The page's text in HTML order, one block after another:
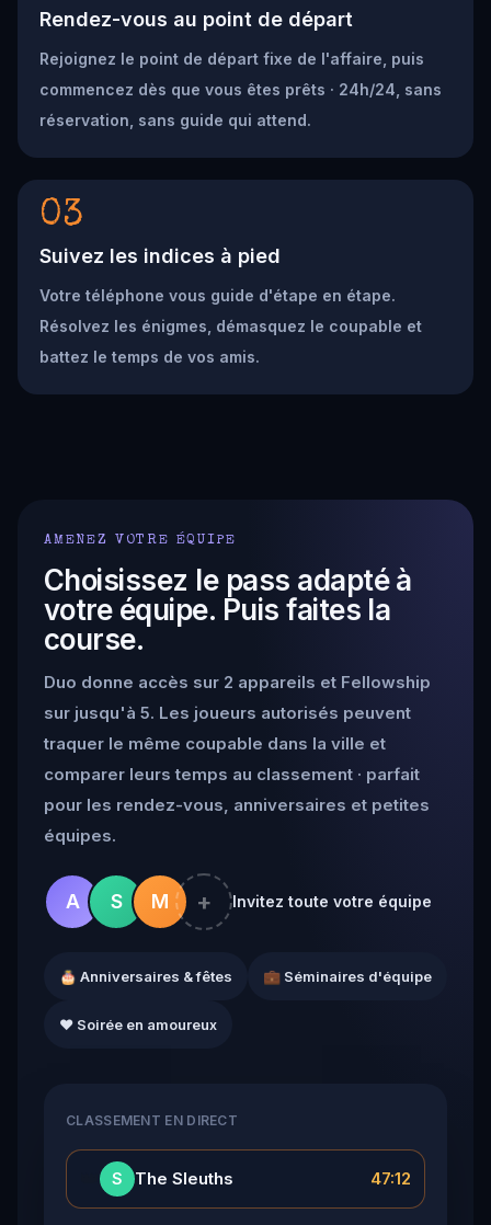
Rendez-vous au point de départ
Rejoignez le point de départ fixe de l'affaire, puis
commencez dès que vous êtes prêts · 24h/24, sans
réservation, sans guide qui attend.
03
Suivez les indices à pied
Votre téléphone vous guide d'étape en étape.
Résolvez les énigmes, démasquez le coupable et
battez le temps de vos amis.
AMENEZ VOTRE ÉQUIPE
Choisissez le pass adapté à
votre équipe. Puis faites la
course.
Duo donne accès sur 2 appareils et Fellowship
sur jusqu'à 5. Les joueurs autorisés peuvent
traquer le même coupable dans la ville et
comparer leurs temps au classement · parfait
pour les rendez-vous, anniversaires et petites
équipes.
A S M + Invitez toute votre équipe
🎂 Anniversaires & fêtes 💼 Séminaires d'équipe
❤️ Soirée en amoureux
CLASSEMENT EN DIRECT
S The Sleuths 47:12